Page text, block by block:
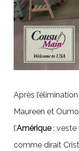
Après
Maureen et
l’Amérique: veste
comme dirait